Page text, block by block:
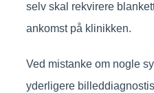
selv skal rekvirere
ankomst på klinikken.
Ved mistanke om nogle
yderligere